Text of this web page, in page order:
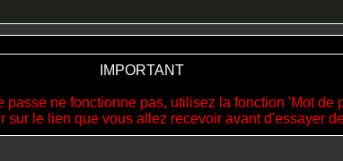
IMPORTANT
passe ne fonctionne pas, utilisez la fonction 'Mot de
sur le lien que vous allez recevoir avant d'essayer